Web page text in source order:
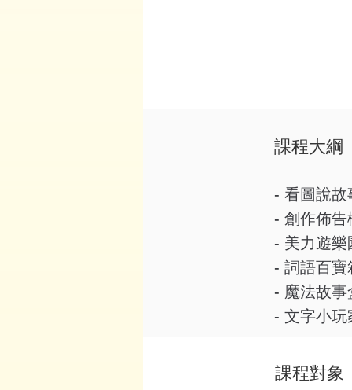
​課程大綱
- 看圖說故
- 創作佈告
- 美力遊樂
- 詞語百寶
- 魔法故事
- 文字小玩
課程對象